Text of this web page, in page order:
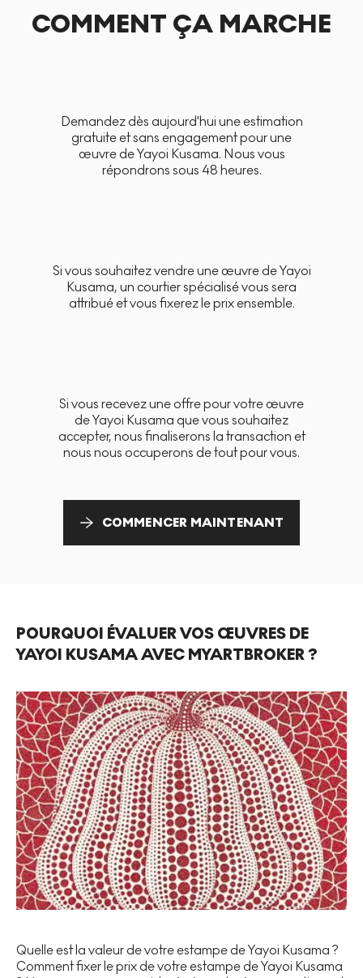
COMMENT ÇA MARCHE
Demandez dès aujourd'hui une estimation
gratuite et sans engagement pour une
œuvre de Yayoi Kusama. Nous vous
répondrons sous 48 heures.
Si vous souhaitez vendre une œuvre de Yayoi
Kusama, un courtier spécialisé vous sera
attribué et vous fixerez le prix ensemble.
Si vous recevez une offre pour votre œuvre
de Yayoi Kusama que vous souhaitez
accepter, nous finaliserons la transaction et
nous nous occuperons de tout pour vous.
COMMENCER MAINTENANT
POURQUOI ÉVALUER VOS ŒUVRES DE
YAYOI KUSAMA AVEC MYARTBROKER ?
Quelle est la valeur de votre estampe de Yayoi Kusama ?
Comment fixer le prix de votre estampe de Yayoi Kusama